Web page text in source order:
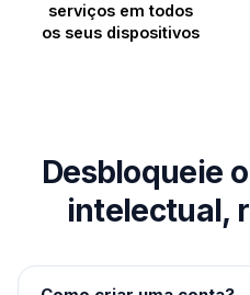
serviços em todos
os seus dispositivos
Desbloqueie
intelectual,